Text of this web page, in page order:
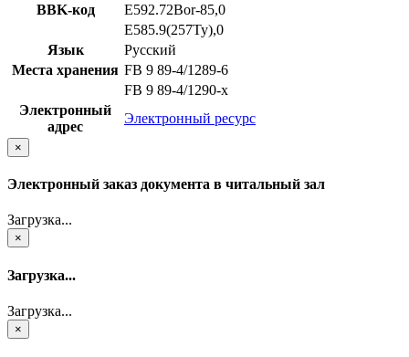
BBK-код
Е592.72Bor-85,0
Е585.9(257Ту),0
Язык
Русский
Места хранения FB 9 89-4/1289-6
FB 9 89-4/1290-x
Электронный
адрес
Электронный ресурс
×
Электронный заказ документа в читальный зал
Загрузка...
×
Загрузка...
Загрузка...
×